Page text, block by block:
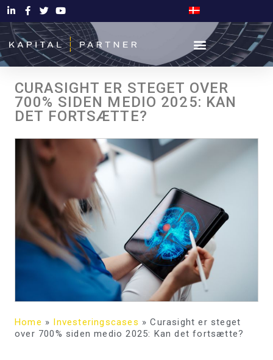
CURASIGHT ER STEGET OVER
700% SIDEN MEDIO 2025: KAN
DET FORTSÆTTE?
Home » Investeringscases »Curasight er steget
over 700% siden medio 2025: Kan det fortsætte?